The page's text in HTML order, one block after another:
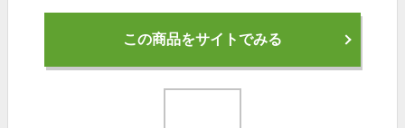
この商品をサイトでみる